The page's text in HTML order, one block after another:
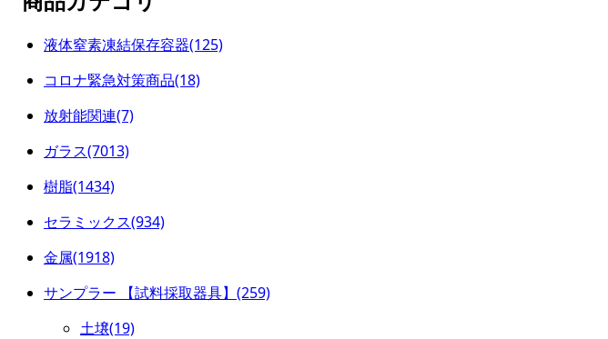
液体窒素凍結保存容器(125)
コロナ緊急対策商品(18)
放射能関連(7)
ガラス(7013)
樹脂(1434)
セラミックス(934)
金属(1918)
サンプラー 【試料採取器具】(259)
土壌(19)